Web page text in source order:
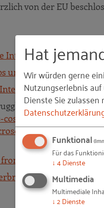
von der EU
Intelligenz – Wo steht
und künstliche
im digitalen
to Turn AI Hype
buildup-could-
google-openai-
the desert (2024)
in Dresden steigt
Hat
Wir würden gerne
Nutzungserlebnis
Dienste Sie zulassen
Funktional
Für das
↓ 4Dienste
Multimedia
Multimediale
↓ 2Dienste